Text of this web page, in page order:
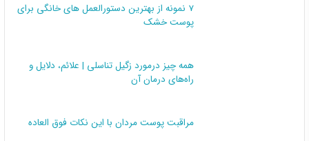
7 نمونه از بهترین دستورالعمل های خانگی برای
پوست خشک
همه چیز درمورد زگیل تناسلی | علائم، دلایل و
راه‌های درمان آن
مراقبت پوست مردان با این نکات فوق العاده